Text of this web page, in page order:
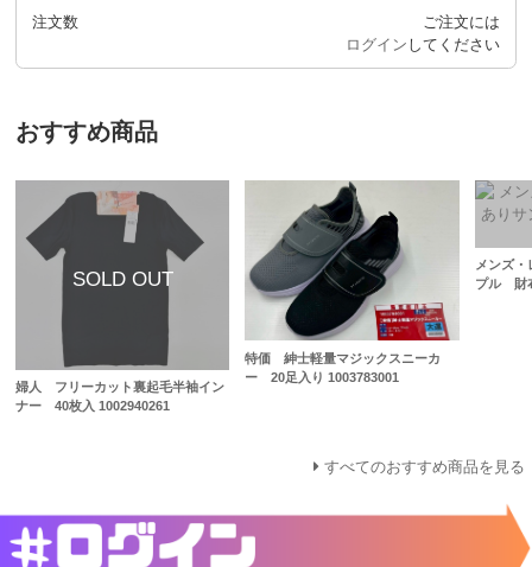
注文数
ご注文には
ログイン してください
おすすめ商品
婦人 フリーカット裏起毛半袖イン
ナー 40枚入 1002940261
特価 紳士軽量マジックスニーカ
ー 20足入り 1003783001
メンズ
プル 財
すべてのおすすめ商品を見る